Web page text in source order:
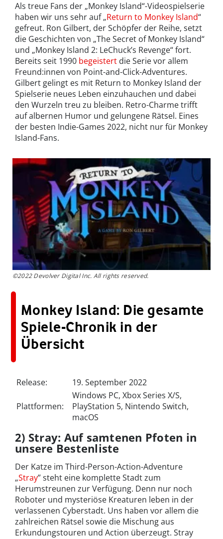
Als treue Fans der „Monkey Island“-Videospielserie
haben wir uns sehr auf „Return to Monkey Island“
gefreut. Ron Gilbert, der Schöpfer der Reihe, setzt
die Geschichten von „The Secret of Monkey Island“
und „Monkey Island 2: LeChuck’s Revenge“ fort.
Bereits seit 1990 begeistert die Serie vor allem
Freund:innen von Point-and-Click-Adventures.
Gilbert gelingt es mit Return to Monkey Island der
Spielserie neues Leben einzuhauchen und dabei
den Wurzeln treu zu bleiben. Retro-Charme trifft
auf albernen Humor und gelungene Rätsel. Eines
der besten Indie-Games 2022, nicht nur für Monkey
Island-Fans.
©2022 Devolver Digital Inc. All rights reserved.
Monkey Island: Die gesamte
Spiele-Chronik in der
Übersicht
Release: 19. September 2022
Plattformen:
Windows PC, Xbox Series X/S,
PlayStation 5, Nintendo Switch,
macOS
2) Stray: Auf samtenen Pfoten in
unsere Bestenliste
Der Katze im Third-Person-Action-Adventure
„Stray” steht eine komplette Stadt zum
Herumstreunen zur Verfügung. Denn nur noch
Roboter und mysteriöse Kreaturen leben in der
verlassenen Cyberstadt. Uns haben vor allem die
zahlreichen Rätsel sowie die Mischung aus
Erkundungstouren und Action überzeugt. Stray